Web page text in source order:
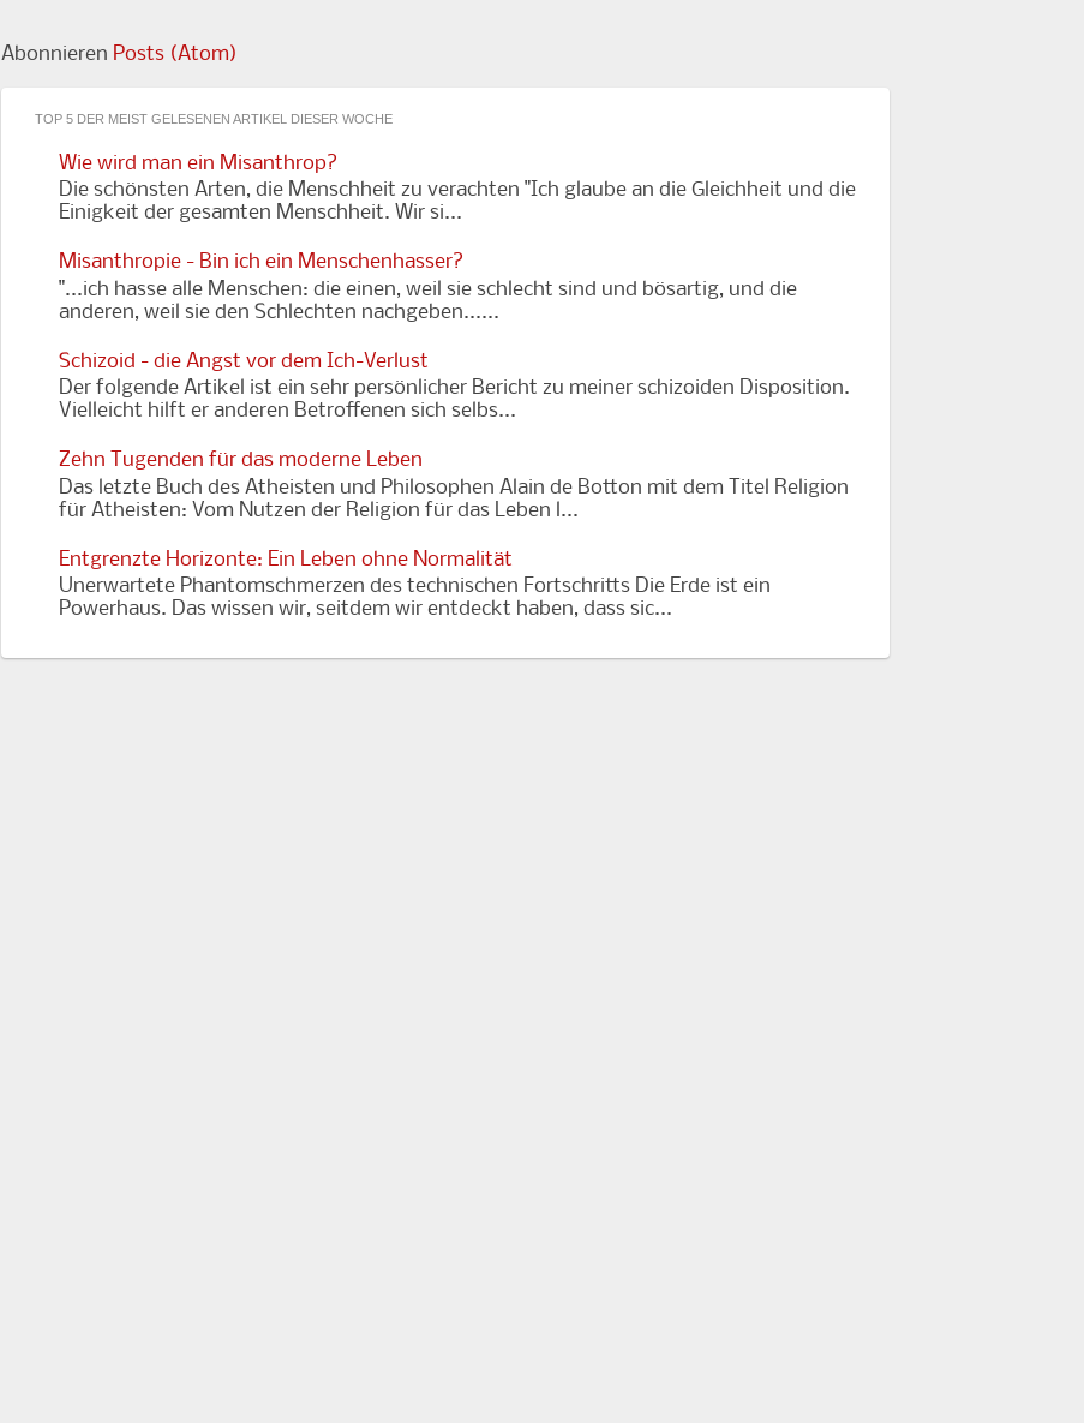
Abonnieren Posts (Atom)
TOP 5 DER MEIST GELESENEN ARTIKEL DIESER WOCHE
Wie wird man ein Misanthrop?
Die schönsten Arten, die Menschheit zu verachten "Ich glaube an die Gleichheit und die
Einigkeit der gesamten Menschheit. Wir si...
Misanthropie - Bin ich ein Menschenhasser?
"...ich hasse alle Menschen: die einen, weil sie schlecht sind und bösartig, und die
anderen, weil sie den Schlechten nachgeben......
Schizoid - die Angst vor dem Ich-Verlust
Der folgende Artikel ist ein sehr persönlicher Bericht zu meiner schizoiden Disposition.
Vielleicht hilft er anderen Betroffenen sich selbs...
Zehn Tugenden für das moderne Leben
Das letzte Buch des Atheisten und Philosophen Alain de Botton mit dem Titel Religion
für Atheisten: Vom Nutzen der Religion für das Leben l...
Entgrenzte Horizonte: Ein Leben ohne Normalität
Unerwartete Phantomschmerzen des technischen Fortschritts Die Erde ist ein
Powerhaus. Das wissen wir, seitdem wir entdeckt haben, dass sic...